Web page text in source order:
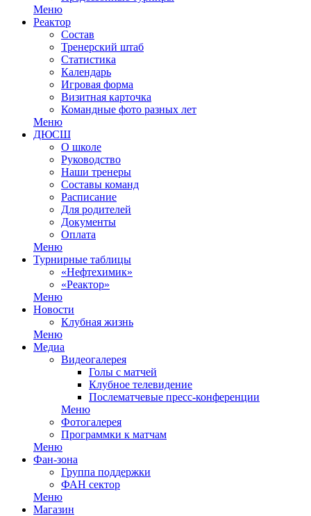
Меню
Реактор
Состав
Тренерский штаб
Статистика
Календарь
Игровая форма
Визитная карточка
Командные фото разных лет
Меню
ДЮСШ
О школе
Руководство
Наши тренеры
Составы команд
Расписание
Для родителей
Документы
Оплата
Меню
Турнирные таблицы
«Нефтехимик»
«Реактор»
Меню
Новости
Клубная жизнь
Меню
Медиа
Видеогалерея
Голы с матчей
Клубное телевидение
Послематчевые пресс-конференции
Меню
Фотогалерея
Программки к матчам
Меню
Фан-зона
Группа поддержки
ФАН сектор
Меню
Магазин